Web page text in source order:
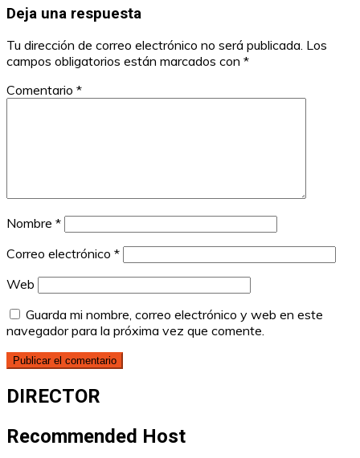
Deja una respuesta
Tu dirección de correo electrónico no será publicada. Los
campos obligatorios están marcados con *
Comentario *
Nombre *
Correo electrónico *
Web
Guarda mi nombre, correo electrónico y web en este
navegador para la próxima vez que comente.
DIRECTOR
Recommended Host